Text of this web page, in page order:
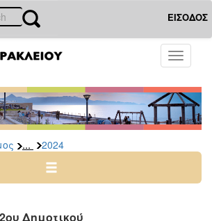
ΕΙΣΟΔΟΣ
Toggle
... 2024
Δημοτικού